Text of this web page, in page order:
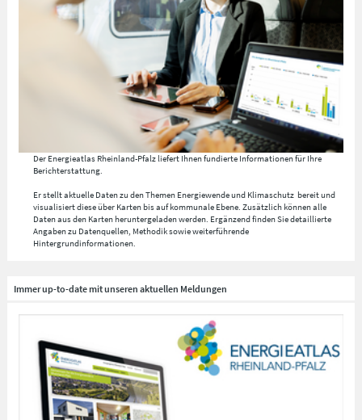
Der Energieatlas Rheinland-Pfalz liefert Ihnen fundierte Informationen für Ihre
Berichterstattung.
Er stellt aktuelle Daten zu den Themen Energiewende und Klimaschutz bereit und
visualisiert diese über Karten bis auf kommunale Ebene. Zusätzlich können alle
Daten aus den Karten heruntergeladen werden. Ergänzend finden Sie detaillierte
Angaben zu Datenquellen, Methodik sowie weiterführende
Hintergrundinformationen.
Immer up-to-date mit unseren aktuellen Meldungen